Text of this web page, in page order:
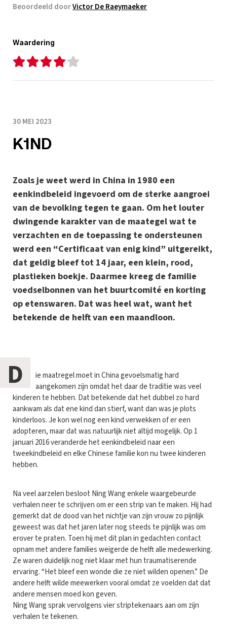
Beoordeeld doorVictor De Raeymaeker
Waardering
30 MEI 2023
K1ND
Zoals je weet werd in China in 1980 een
eenkindbeleid ingevoerd om de sterke aangroei
van de bevolking tegen te gaan. Om het louter
dwingende karakter van de maategel wat te
verzachten en de toepassing te ondersteunen
werd een “Certificaat van enig kind” uitgereikt,
dat geldig bleef tot 14 jaar, een klein, rood,
plastieken boekje. Daarmee kreeg de familie
voedselbonnen van het buurtcomité en korting
op etenswaren. Dat was heel wat, want het
betekende de helft van een maandloon.
D
ie maatregel moet in China gevoelsmatig hard
aangekomen zijn omdat het daar de traditie was veel
kinderen te hebben. Dat betekende dat het dubbel zo hard
aankwam als dat ene kind dan stierf, want dan was je plots
kinderloos. Je kon wel nog een kind verwekken of er een
adopteren, maar dat was natuurlijk niet altijd mogelijk. Op 1
januari 2016 veranderde het eenkindbeleid naar een
tweekindbeleid en elke Chinese familie kon nu twee kinderen
hebben.
Na veel aarzelen besloot Ning Wang enkele waargebeurde
verhalen neer te schrijven om er een strip van te maken. Hij had
gemerkt dat de dood van het nichtje van zijn vrouw zo pijnlijk
geweest was dat het jaren later nog steeds te pijnlijk was om
erover te praten. Toen hij met dit plan in gedachten contact
opnam met andere families weigerde de helft alle medewerking.
Ze waren duidelijk nog niet klaar met hun traumatiserende
ervaring. “Het bleef een wonde die ze niet wilden openen.” De
andere helft wilde meewerken vooral omdat ze voelden dat dat
andere mensen moed kon geven.
Ning Wang sprak vervolgens vier striptekenaars aan om zijn
verhalen te tekenen.